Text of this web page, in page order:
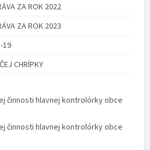
ZA ROK 2022
ZA ROK 2023
19
CHRÍPKY
činnosti hlavnej kontrolórky obce
činnosti hlavnej kontrolórky obce